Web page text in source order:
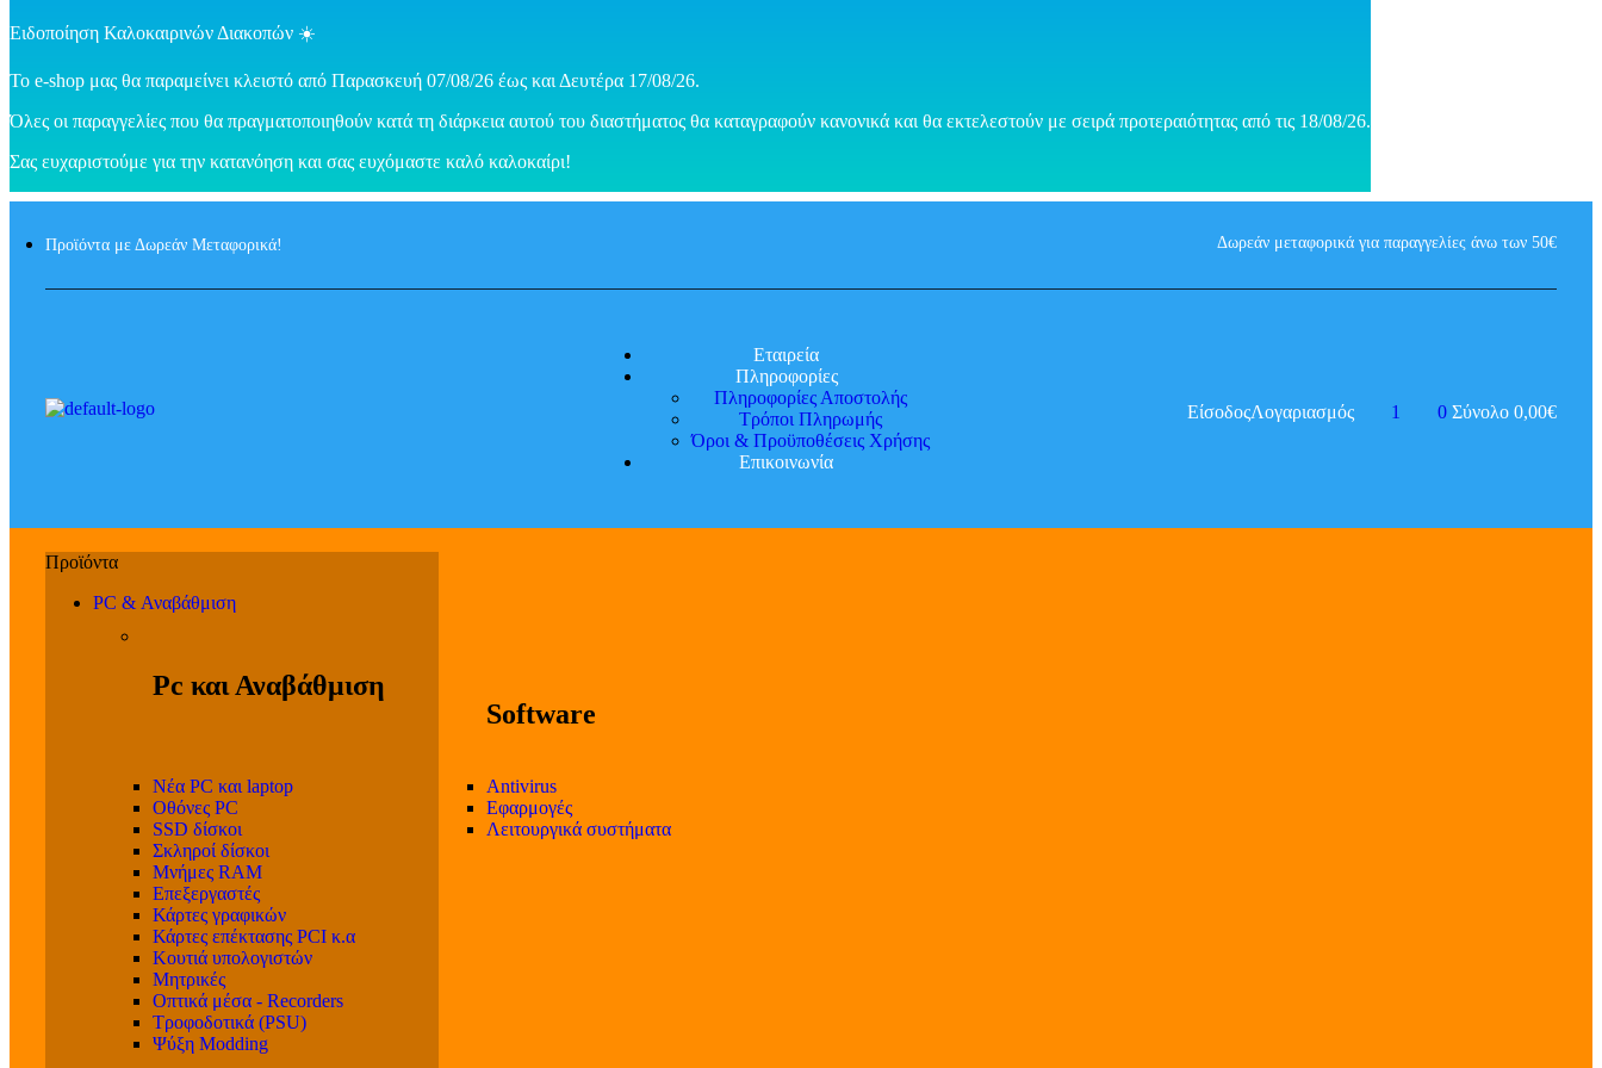
Ειδοποίηση Καλοκαιρινών Διακοπών ☀️
Το e-shop μας θα παραμείνει κλειστό από Παρασκευή 07/08/26 έως και Δευτέρα 17/08/26.
Όλες οι παραγγελίες που θα πραγματοποιηθούν κατά τη διάρκεια αυτού του διαστήματος θα καταγραφούν κανονικά και θα εκτελεστούν με σειρά προτεραιότητας από τις 18/08/26.
Σας ευχαριστούμε για την κατανόηση και σας ευχόμαστε καλό καλοκαίρι!
Προϊόντα με Δωρεάν Μεταφορικά! Δωρεάν μεταφορικά για παραγγελίες άνω των 50€
Εταιρεία
Πληροφορίες
Πληροφορίες Αποστολής
Τρόποι Πληρωμής
Όροι & Προϋποθέσεις Χρήσης
Επικοινωνία
ΕίσοδοςΛογαριασμός 1 0 Σύνολο 0,00€
PC & Αναβάθμιση
Pc και Αναβάθμιση
Software
Νέα PC και laptop
Οθόνες PC
SSD δίσκοι
Σκληροί δίσκοι
Μνήμες RAM
Επεξεργαστές
Κάρτες γραφικών
Κάρτες επέκτασης PCI κ.α
Κουτιά υπολογιστών
Μητρικές
Οπτικά μέσα - Recorders
Τροφοδοτικά (PSU)
Ψύξη Modding
Antivirus
Εφαρμογές
Λειτουργικά συστήματα